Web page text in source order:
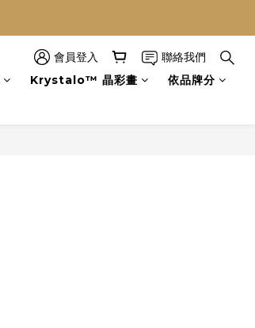
會員登入
聯絡我們
Krystalo™ 晶彩畫 依品牌分